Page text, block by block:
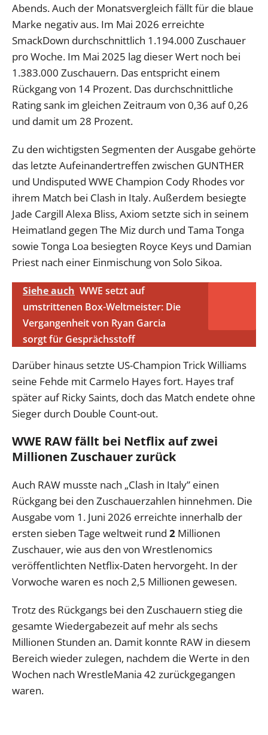
Abends. Auch der Monatsvergleich fällt für die blaue
Marke negativ aus. Im Mai 2026 erreichte
SmackDown durchschnittlich 1.194.000 Zuschauer
pro Woche. Im Mai 2025 lag dieser Wert noch bei
1.383.000 Zuschauern. Das entspricht einem
Rückgang von 14 Prozent. Das durchschnittliche
Rating sank im gleichen Zeitraum von 0,36 auf 0,26
und damit um 28 Prozent.
Zu den wichtigsten Segmenten der Ausgabe gehörte
das letzte Aufeinandertreffen zwischen GUNTHER
und Undisputed WWE Champion Cody Rhodes vor
ihrem Match bei Clash in Italy. Außerdem besiegte
Jade Cargill Alexa Bliss, Axiom setzte sich in seinem
Heimatland gegen The Miz durch und Tama Tonga
sowie Tonga Loa besiegten Royce Keys und Damian
Priest nach einer Einmischung von Solo Sikoa.
Siehe auch WWE setzt auf
umstrittenen Box-Weltmeister: Die
Vergangenheit von Ryan Garcia
sorgt für Gesprächsstoff
Darüber hinaus setzte US-Champion Trick Williams
seine Fehde mit Carmelo Hayes fort. Hayes traf
später auf Ricky Saints, doch das Match endete ohne
Sieger durch Double Count-out.
WWE RAW fällt bei Netflix auf zwei
Millionen Zuschauer zurück
Auch RAW musste nach „Clash in Italy” einen
Rückgang bei den Zuschauerzahlen hinnehmen. Die
Ausgabe vom 1. Juni 2026 erreichte innerhalb der
ersten sieben Tage weltweit rund 2 Millionen
Zuschauer, wie aus den von Wrestlenomics
veröffentlichten Netflix-Daten hervorgeht. In der
Vorwoche waren es noch 2,5 Millionen gewesen.
Trotz des Rückgangs bei den Zuschauern stieg die
gesamte Wiedergabezeit auf mehr als sechs
Millionen Stunden an. Damit konnte RAW in diesem
Bereich wieder zulegen, nachdem die Werte in den
Wochen nach WrestleMania 42 zurückgegangen
waren.